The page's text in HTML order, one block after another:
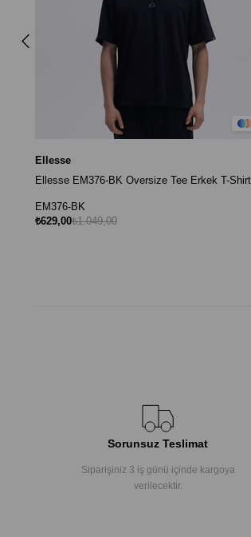
Ellesse
EM376-BK
₺629,00₺1.049,00
Sorunsuz Teslimat
Siparişiniz 3 iş günü içinde kargoya
verilecektir.